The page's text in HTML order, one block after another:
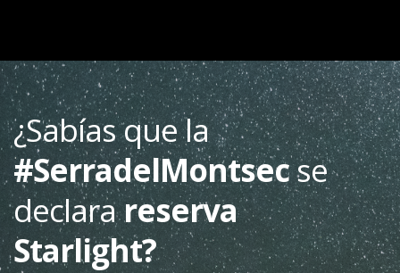
¿Sabías que la
#SerradelMontsecse
declarareserva
Starlight?